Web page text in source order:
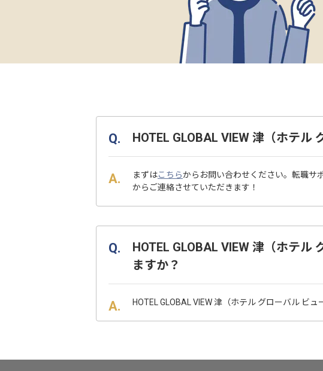
HOTEL GLOBAL VIEW 津（ホテ
まずはこちらからお問い合わせください。転職サ
からご連絡させていただきます！
HOTEL GLOBAL VIEW 津（ホテ
ますか？
HOTEL GLOBAL VIEW 津（ホテル グローバル ビ